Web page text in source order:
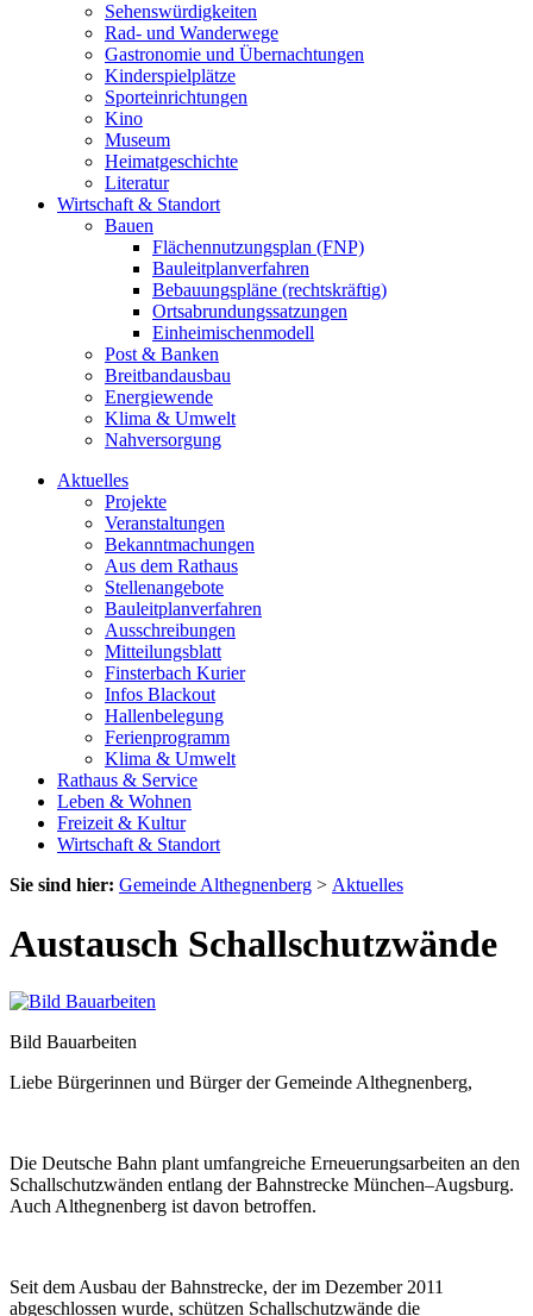
Sehenswürdigkeiten
Rad- und Wanderwege
Gastronomie und Übernachtungen
Kinderspielplätze
Sporteinrichtungen
Kino
Museum
Heimatgeschichte
Literatur
Wirtschaft & Standort
Bauen
Flächennutzungsplan (FNP)
Bauleitplanverfahren
Bebauungspläne (rechtskräftig)
Ortsabrundungssatzungen
Einheimischenmodell
Post & Banken
Breitbandausbau
Energiewende
Klima & Umwelt
Nahversorgung
Aktuelles
Projekte
Veranstaltungen
Bekanntmachungen
Aus dem Rathaus
Stellenangebote
Bauleitplanverfahren
Ausschreibungen
Mitteilungsblatt
Finsterbach Kurier
Infos Blackout
Hallenbelegung
Ferienprogramm
Klima & Umwelt
Rathaus & Service
Leben & Wohnen
Freizeit & Kultur
Wirtschaft & Standort
Sie sind hier: Gemeinde Althegnenberg > Aktuelles
Austausch Schallschutzwände
Bild Bauarbeiten
Liebe Bürgerinnen und Bürger der Gemeinde Althegnenberg,
Die Deutsche Bahn plant umfangreiche Erneuerungsarbeiten an den
Schallschutzwänden entlang der Bahnstrecke München–Augsburg.
Auch Althegnenberg ist davon betroffen.
Seit dem Ausbau der Bahnstrecke, der im Dezember 2011
abgeschlossen wurde, schützen Schallschutzwände die